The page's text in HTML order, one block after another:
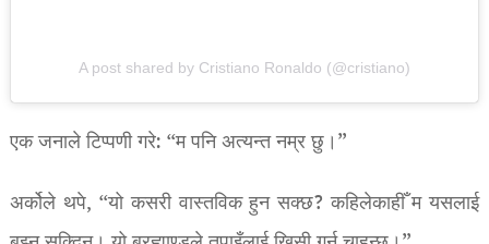
A post shared by Cristiano Ronaldo (@cristiano)
एक जनाले टिप्पणी गरे: “म पनि अत्यन्त नम्र छु।”
अर्कोले थपे, “यो कसरी वास्तविक हुन सक्छ? कहिलेकाहीँ म यसलाई